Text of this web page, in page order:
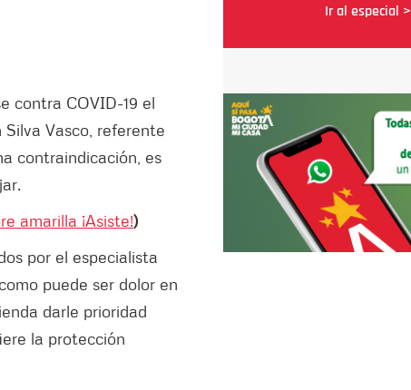
contra COVID-19 el
Vasco, referente
contraindicación, es
amarilla ¡Asiste!)
por el especialista
puede ser dolor en
darle prioridad
la protección
Ir al especial >